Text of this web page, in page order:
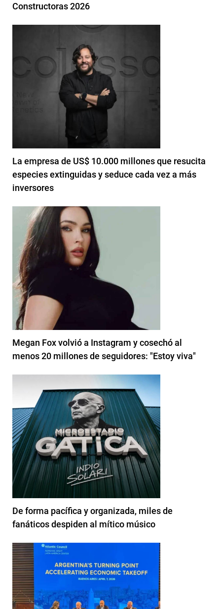
Constructoras 2026
La empresa de US$ 10.000 millones que resucita
especies extinguidas y seduce cada vez a más
inversores
Megan Fox volvió a Instagram y cosechó al
menos 20 millones de seguidores: "Estoy viva"
De forma pacífica y organizada, miles de
fanáticos despiden al mítico músico